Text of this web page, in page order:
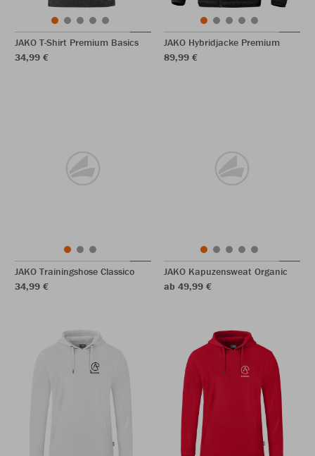
JAKO T-Shirt Premium Basics
34,99 €
JAKO Hybridjacke Premium
89,99 €
JAKO Trainingshose Classico
34,99 €
JAKO Kapuzensweat Organic
ab 49,99 €